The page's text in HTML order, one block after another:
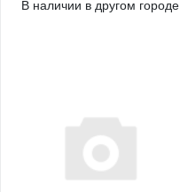
В наличии в другом городе